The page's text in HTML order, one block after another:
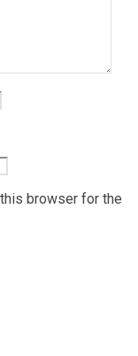
browser for the